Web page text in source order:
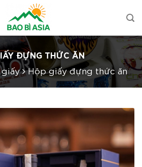
ĐỰNG THỨC ĂN
Hộp giấy đựng thức ăn